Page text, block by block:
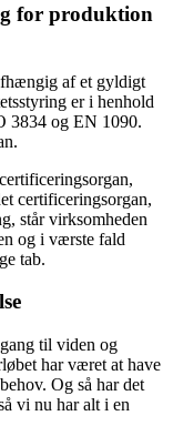
for produktion
af et gyldigt
er i henhold
3834 og EN 1090.
certificeringsorgan,
står virksomheden
og i værste fald
tab.
til viden og
har været at have
Og så har det
vi nu har alt i en